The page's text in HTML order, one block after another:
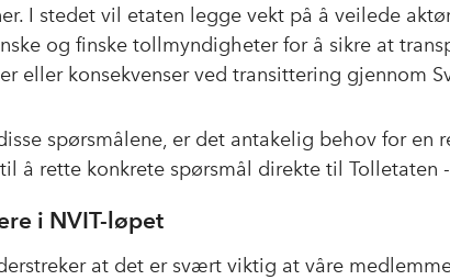
I stedet vil etaten legge vekt på å veilede
og finske tollmyndigheter for å sikre at
eller konsekvenser ved transittering gjennom
spørsmålene, er det antakelig behov for en
å rette konkrete spørsmål direkte til Tolletaten -
i NVIT-løpet
at det er svært viktig at våre